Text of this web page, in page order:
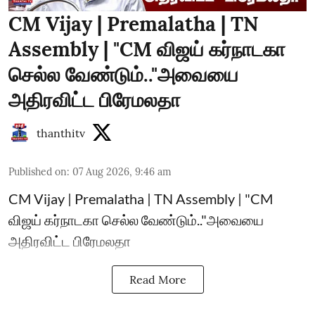
CM Vijay | Premalatha | TN
Assembly | "CM விஜய் கர்நாடகா
செல்ல வேண்டும்.."அவையை
அதிரவிட்ட பிரேமலதா
thanthitv
Published on: 07 Aug 2026, 9:46 am
CM Vijay | Premalatha | TN Assembly | "CM
விஜய் கர்நாடகா செல்ல வேண்டும்.."அவையை
அதிரவிட்ட பிரேமலதா
Read More